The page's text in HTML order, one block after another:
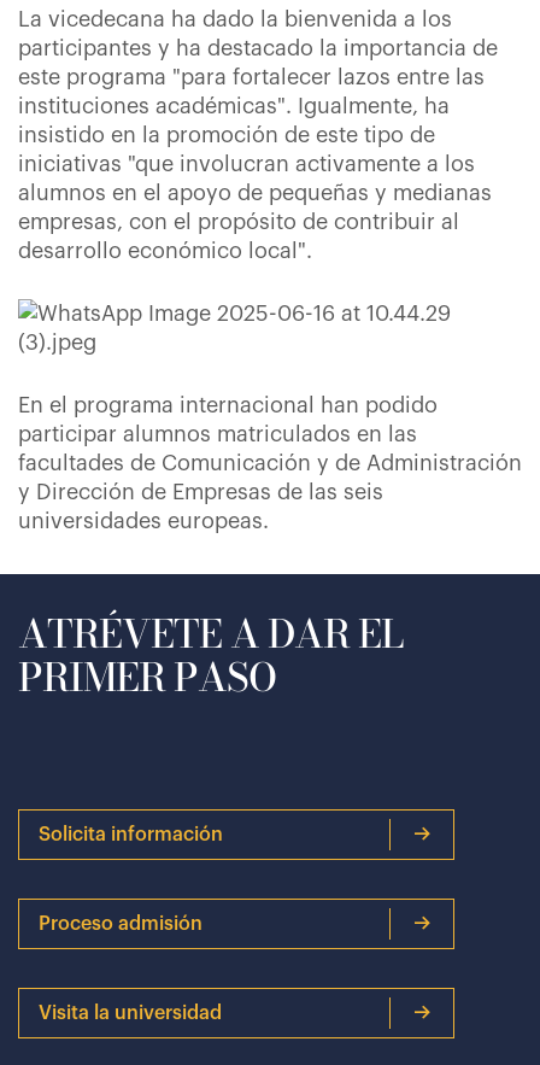
La vicedecana ha dado la bienvenida a los
participantes y ha destacado la importancia de
este programa "para fortalecer lazos entre las
instituciones académicas". Igualmente, ha
insistido en la promoción de este tipo de
iniciativas "que involucran activamente a los
alumnos en el apoyo de pequeñas y medianas
empresas, con el propósito de contribuir al
desarrollo económico local".
En el programa internacional han podido
participar alumnos matriculados en las
facultades de Comunicación y de Administración
y Dirección de Empresas de las seis
universidades europeas.
ATRÉVETE A DAR EL
PRIMER PASO
Solicita información
Proceso admisión
Visita la universidad